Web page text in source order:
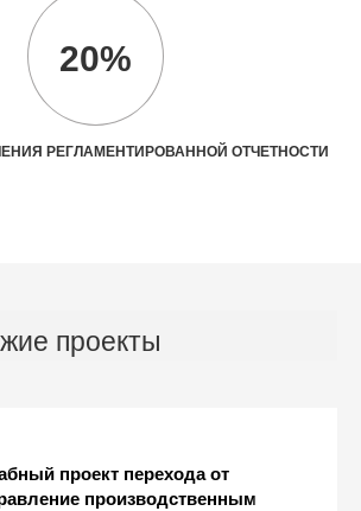
20%
РЕГЛАМЕНТИРОВАННОЙ ОТЧЕТНОСТИ
проекты
проект перехода от
производственным